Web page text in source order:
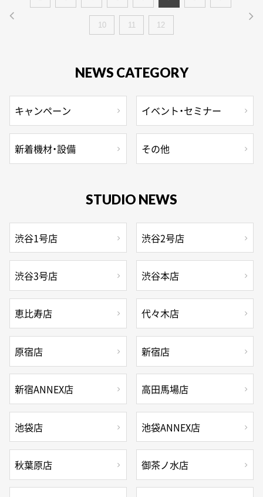
10 11 12
NEWS CATEGORY
キャンペーン イベント・セミナー
新着機材・設備 その他
STUDIO NEWS
渋谷1号店 渋谷2号店
渋谷3号店 渋谷本店
恵比寿店 代々木店
原宿店 新宿店
新宿ANNEX店 高田馬場店
池袋店 池袋ANNEX店
秋葉原店 御茶ノ水店